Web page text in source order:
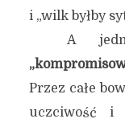
i „wilk byłby
A
Przez całe
uczciwość i